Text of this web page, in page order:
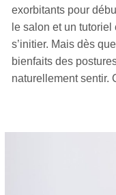
exorbitants pour
le salon et un
s’initier. Mais dès
bienfaits des
naturellement sentir.